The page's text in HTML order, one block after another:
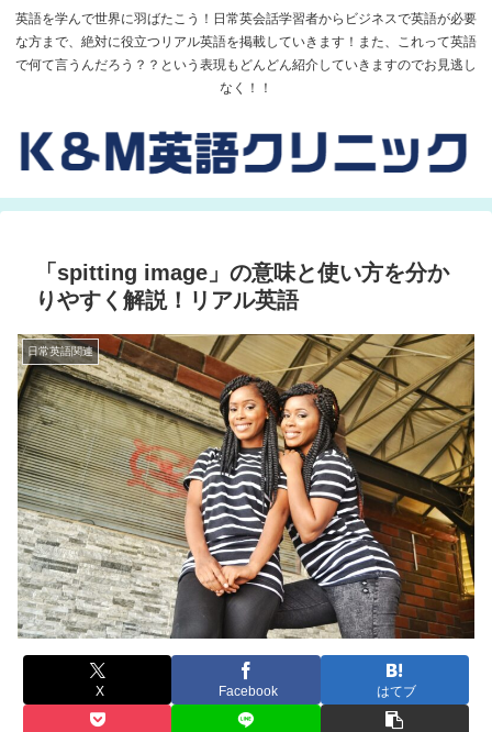
英語を学んで世界に羽ばたこう！日常英会話学習者からビジネスで英語が必要
な方まで、絶対に役立つリアル英語を掲載していきます！また、これって英語
で何て言うんだろう？？という表現もどんどん紹介していきますのでお見逃し
なく！！
「spitting image」の意味と使い方を分か
りやすく解説！リアル英語
日常英語関連
X Facebook はてブ